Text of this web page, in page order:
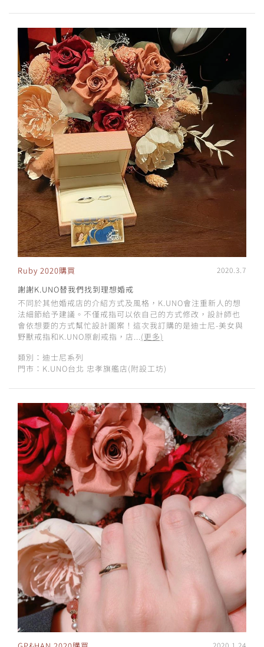
Ruby 2020購買 2020.3.7
謝謝K.UNO替我們找到理想婚戒
不同於其他婚戒店的介紹方式及風格，K.UNO會注重新人的想
法細節給予建議。不僅戒指可以依自己的方式修改，設計師也
會依想要的方式幫忙設計圖案！這次我訂購的是迪士尼-美女與
野獸戒指和K.UNO原創戒指，店...(更多)
類別：迪士尼系列
門市：K.UNO台北 忠孝旗艦店(附設工坊)